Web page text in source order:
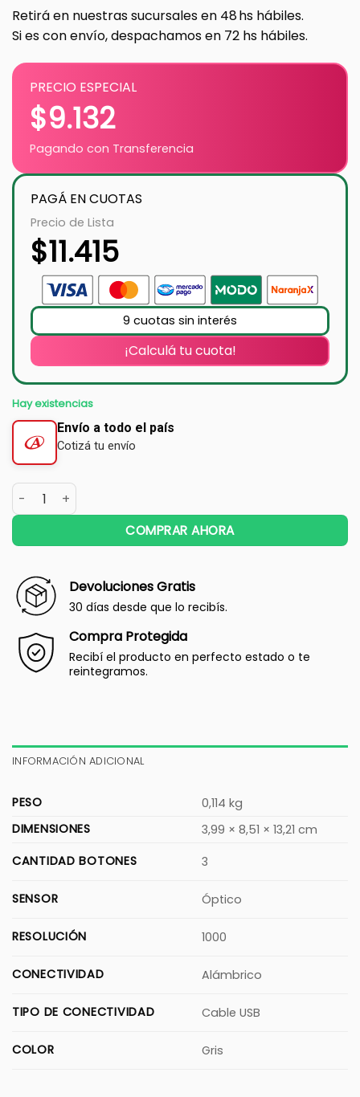
Retirá en nuestras sucursales en 48 hs hábiles.
Si es con envío, despachamos en 72 hs hábiles.
PRECIO ESPECIAL
$9.132
Pagando con Transferencia
PAGÁ EN CUOTAS
Precio de Lista
$11.415
9 cuotas sin interés
¡Calculá tu cuota!
Hay existencias
Envío a todo el país
Cotizá tu envío
COMPRAR AHORA
Devoluciones Gratis
30 días desde que lo recibís.
Compra Protegida
Recibí el producto en perfecto estado o te
reintegramos.
INFORMACIÓN ADICIONAL
PESO
0,114 kg
DIMENSIONES
3,99 × 8,51 × 13,21 cm
CANTIDAD BOTONES
3
SENSOR Óptico
RESOLUCIÓN 1000
CONECTIVIDAD Alámbrico
TIPO DE CONECTIVIDAD Cable USB
COLOR Gris